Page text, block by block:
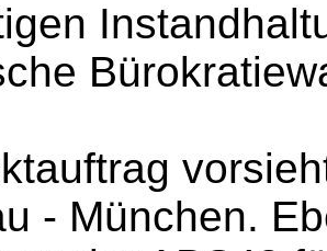
- München.